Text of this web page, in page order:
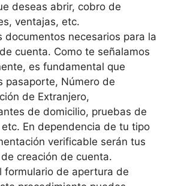
deseas abrir, cobro de
ventajas, etc.
documentos necesarios para la
cuenta. Como te señalamos
es fundamental que
pasaporte, Número de
de Extranjero,
de domicilio, pruebas de
En dependencia de tu tipo
verificable serán tus
creación de cuenta.
formulario de apertura de